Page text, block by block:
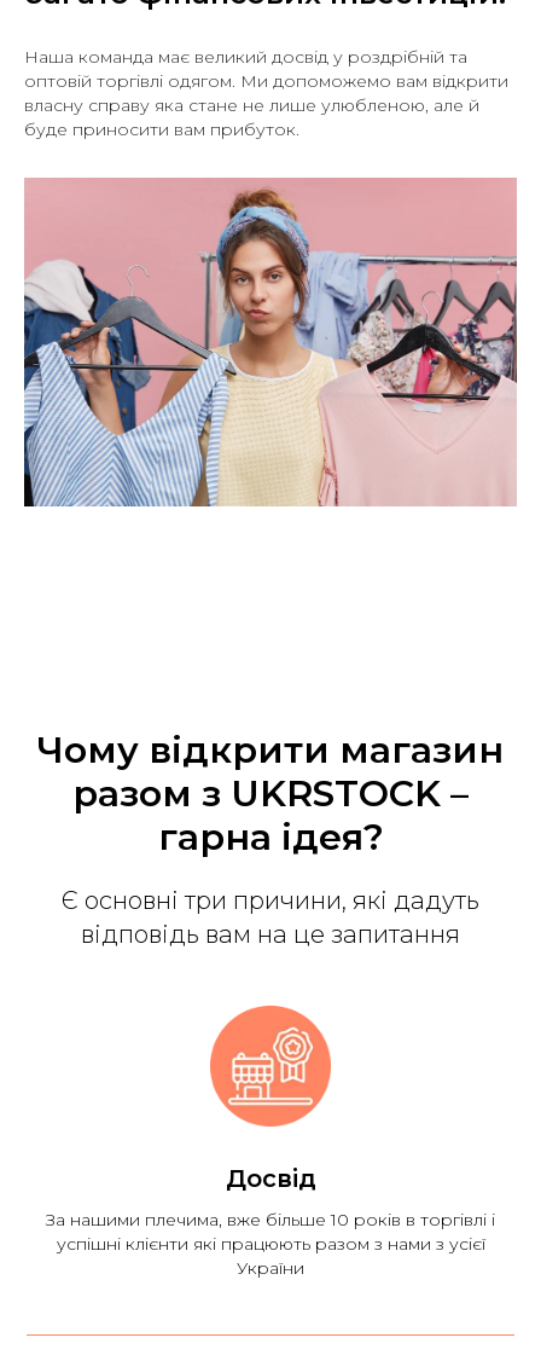
Наша команда має великий досвід у роздрібній та
оптовій торгівлі одягом. Ми допоможемо вам відкрити
власну справу яка стане не лише улюбленою, але й
буде приносити вам прибуток.
Чому відкрити магазин
разом з UKRSTOCK –
гарна ідея?
Є основні три причини, які дадуть
відповідь вам на це запитання
Досвід
За нашими плечима, вже більше 10 років в торгівлі і
успішні клієнти які працюють разом з нами з усієї
України